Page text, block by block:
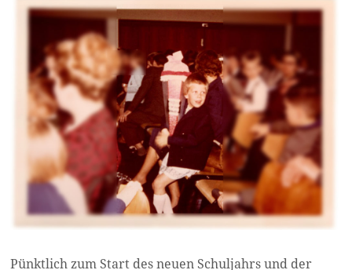
Pünktlich zum Start des neuen Schuljahrs und der